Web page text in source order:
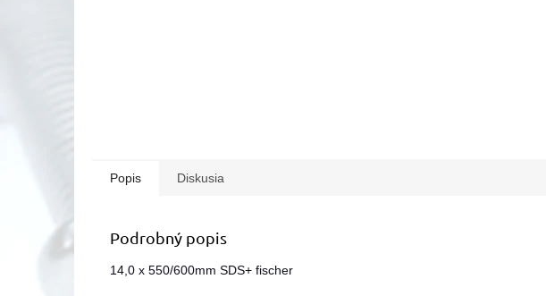
Popis Diskusia
Podrobný popis
14,0 x 550/600mm SDS+ fischer